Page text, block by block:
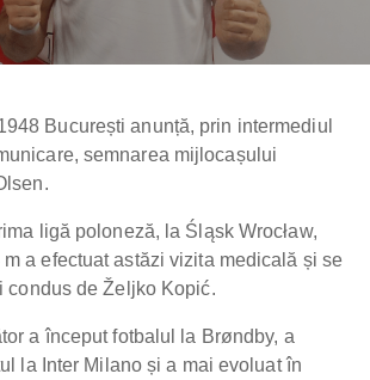
București anunță, prin intermediul
semnarea mijlocașului
ligă poloneză, la Śląsk Wrocław,
a efectuat astăzi vizita medicală și se
condus de Željko Kopić.
a început fotbalul la Brøndby, a
la Inter Milano și a mai evoluat în